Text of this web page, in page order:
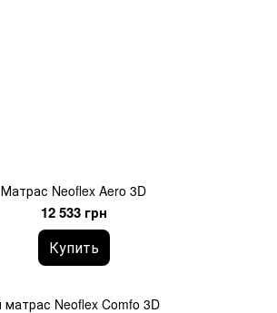
Матрас Neoflex Aero 3D
12 533 грн
Купить